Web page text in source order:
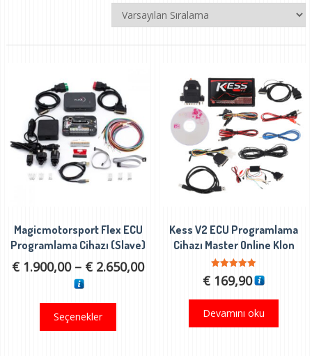
Magicmotorsport Flex ECU
Programlama Cihazı (Slave)
€ 1.900,00 – € 2.650,00Fiyat
€ 1.900,00
Seçenekler
Bu
Kess V2 ECU Programlama
Cihazı Master Online Klon
5 üzerinden
5.00
€ 169,90
Devamını oku